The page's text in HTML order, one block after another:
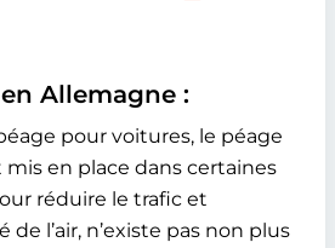
Allemagne :
pour voitures, le péage
mis en place dans certaines
réduire le trafic et
de l’air, n’existe pas non plus